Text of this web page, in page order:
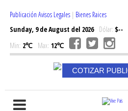
Publicación Avisos Legales | Bienes Raices
Sunday, 9 de August del 2026Dólar: $--
Min: 2℃ Max: 12℃
COTIZAR